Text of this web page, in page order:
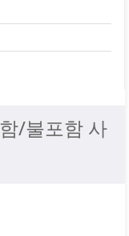
/불포함 사